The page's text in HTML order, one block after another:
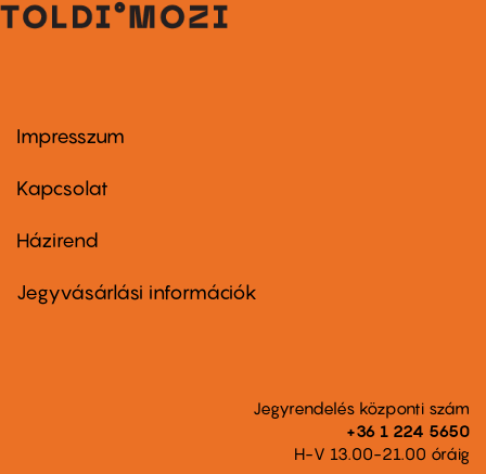
Footer
first
Impresszum
Kapcsolat
Footer
second
Házirend
Jegyvásárlási információk
Jegyrendelés központi szám
+36 1 224 5650
H-V 13.00-21.00 óráig